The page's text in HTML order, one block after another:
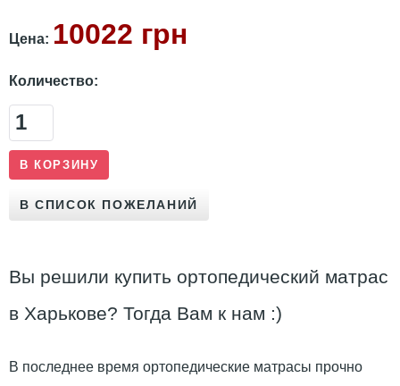
Цена: 10022 грн
Количество:
Вы решили купить ортопедический матрас
в Харькове? Тогда Вам к нам :)
В последнее время ортопедические матрасы прочно